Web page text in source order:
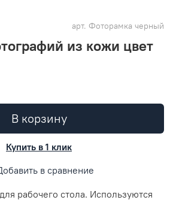
арт. Фоторамка черный
из кожи цвет
В корзину
Купить в 1 клик
в сравнение
рабочего стола. Используются